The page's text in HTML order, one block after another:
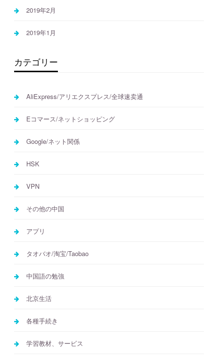
2019年2月
2019年1月
カテゴリー
AliExpress/アリエクスプレス/全球速卖通
Eコマース/ネットショッピング
Google/ネット関係
HSK
VPN
その他の中国
アプリ
タオバオ/淘宝/Taobao
中国語の勉強
北京生活
各種手続き
学習教材、サービス